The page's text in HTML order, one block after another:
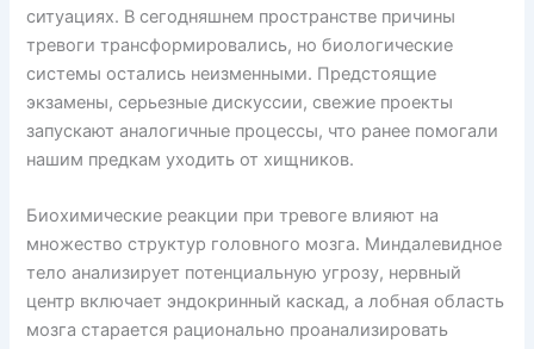
ситуациях. В сегодняшнем пространстве причины
тревоги трансформировались, но биологические
системы остались неизменными. Предстоящие
экзамены, серьезные дискуссии, свежие проекты
запускают аналогичные процессы, что ранее помогали
нашим предкам уходить от хищников.
Биохимические реакции при тревоге влияют на
множество структур головного мозга. Миндалевидное
тело анализирует потенциальную угрозу, нервный
центр включает эндокринный каскад, а лобная область
мозга старается рационально проанализировать